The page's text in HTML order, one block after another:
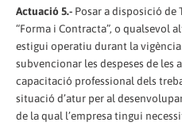
Actuació 5.- Posar a disposició de
“Forma i Contracta”, o qualsevol
estigui operatiu durant la
subvencionar les despeses de les
capacitació professional dels
situació d’atur per al
de la qual l’empresa tingui